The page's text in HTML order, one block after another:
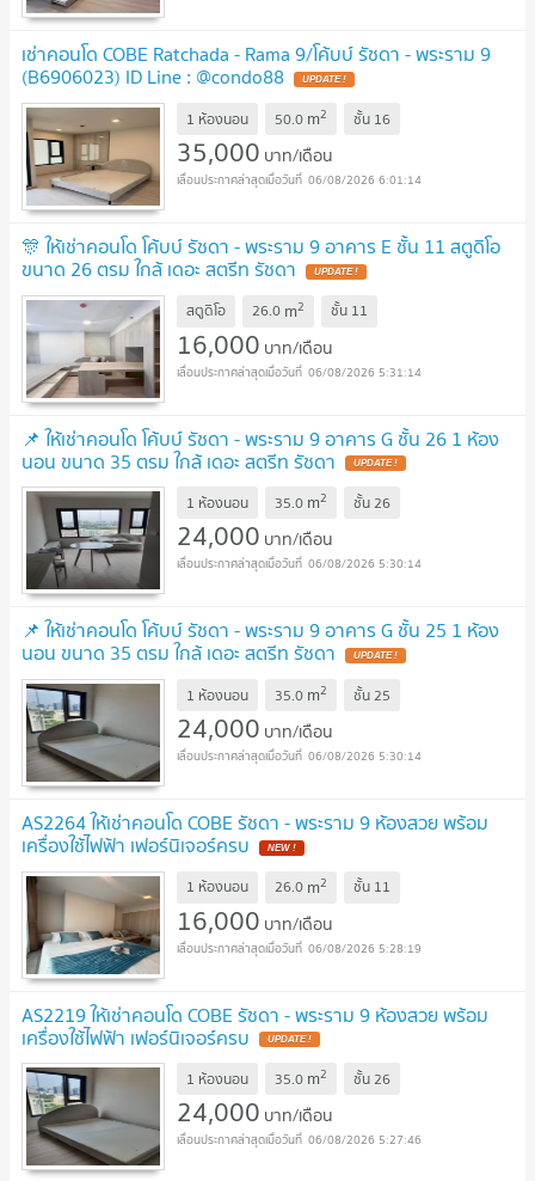
เช่าคอนโด COBE Ratchada - Rama 9/โค้บบ์ รัชดา - พระราม 9
(B6906023) ID Line : @condo88
1 ห้องนอน 50.0 m2 ชั้น 16
35,000 บาท/เดือน
06/08/2026 6:01:14
🎊 ให้เช่าคอนโด โค้บบ์ รัชดา - พระราม 9 อาคาร E ชั้น 11 สตูดิโอ
ขนาด 26 ตรม ใกล้ เดอะ สตรีท รัชดา
สตูดิโอ 26.0 m2 ชั้น 11
16,000 บาท/เดือน
06/08/2026 5:31:14
📌 ให้เช่าคอนโด โค้บบ์ รัชดา - พระราม 9 อาคาร G ชั้น 26 1 ห้อง
นอน ขนาด 35 ตรม ใกล้ เดอะ สตรีท รัชดา
1 ห้องนอน 35.0 m2 ชั้น26
24,000 บาท/เดือน
06/08/2026 5:30:14
📌 ให้เช่าคอนโด โค้บบ์ รัชดา - พระราม 9 อาคาร G ชั้น 25 1 ห้อง
นอน ขนาด 35 ตรม ใกล้ เดอะ สตรีท รัชดา
1 ห้องนอน 35.0 m2 ชั้น25
24,000 บาท/เดือน
06/08/2026 5:30:14
AS2264 ให้เช่าคอนโด COBE รัชดา - พระราม 9 ห้องสวย พร้อม
เครื่องใช้ไฟฟ้า เฟอร์นิเจอร์ครบ
1 ห้องนอน 26.0 m2 ชั้น 11
16,000 บาท/เดือน
06/08/2026 5:28:19
AS2219 ให้เช่าคอนโด COBE รัชดา - พระราม 9 ห้องสวย พร้อม
เครื่องใช้ไฟฟ้า เฟอร์นิเจอร์ครบ
1 ห้องนอน 35.0 m2 ชั้น26
24,000 บาท/เดือน
06/08/2026 5:27:46